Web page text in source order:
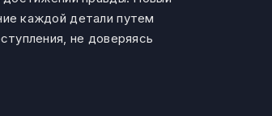
каждой детали путем
не доверяясь